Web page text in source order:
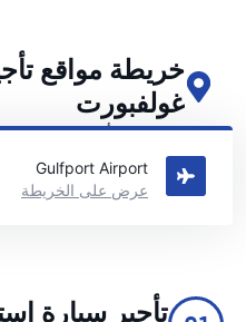
خريطة مواقع
غولفبورت
اطلع على مواقع تأجير السيارات
Gulfport Airport
عرض على الخريطة
تأجير سيارة